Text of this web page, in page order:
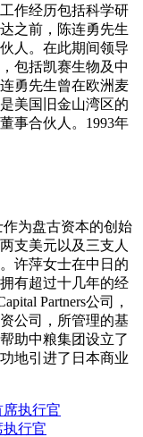
作经历包括科学研
之前，陈连勇先生
人。在此期间领导
包括凯赛生物及中
勇先生曾在欧洲麦
美国旧金山湾区的
事合伙人。1993年
为盘古资本的创始
支美元以及三支人
许萍女士在中日的
有超过十几年的经
Partners公司，
公司，所管理的基
助中粮集团设立了
地引进了日本商业
行官